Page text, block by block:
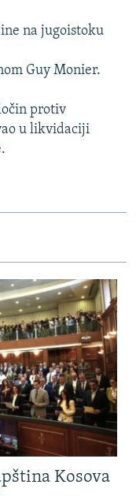
na jugoistoku
Guy Monier.
protiv
u likvidaciji
Kosova